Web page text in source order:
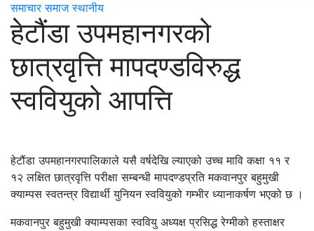
समाचार समाज स्थानीय
हेटौंडा उपमहानगरको
छात्रवृत्ति मापदण्डविरुद्ध
स्ववियुको आपत्ति
हेटौंडा उपमहानगरपालिकाले यसै वर्षदेखि ल्याएको उच्च मावि कक्षा ११ र
१२ लक्षित छात्रवृत्ति परीक्षा सम्बन्धी मापदण्डप्रति मकवानपुर बहुमुखी
क्याम्पस स्वतन्त्र विद्यार्थी युनियन स्ववियुको गम्भीर ध्यानाकर्षण भएको छ ।
मकवानपुर बहुमुखी क्याम्पसका स्ववियु अध्यक्ष प्रसिद्ध रेग्मीको हस्ताक्षर